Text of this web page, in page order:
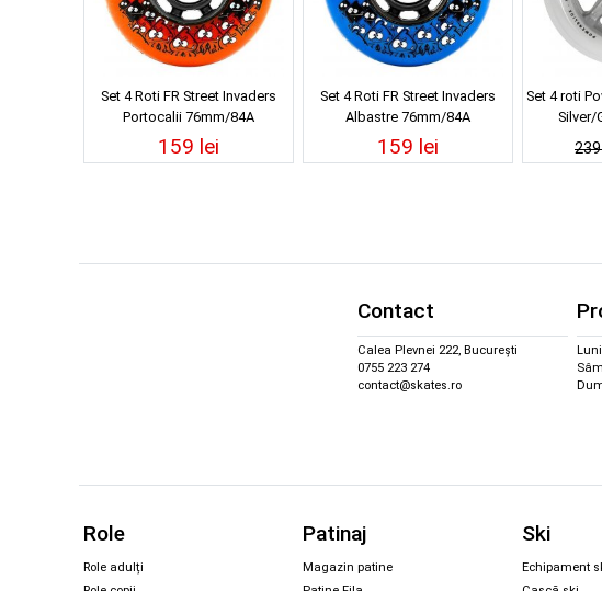
Set 4 Roti FR Street Invaders
Portocalii 76mm/84A
159 lei
Set 4 Roti FR Street Invaders
Albastre 76mm/84A
159 lei
Set 4 roti
Silver/
Contact
Calea Plevnei 222, București
0755 223 274
contact@skates.ro
Role
Role adulți
Patinaj
Magazin patine
Ski
Echipament